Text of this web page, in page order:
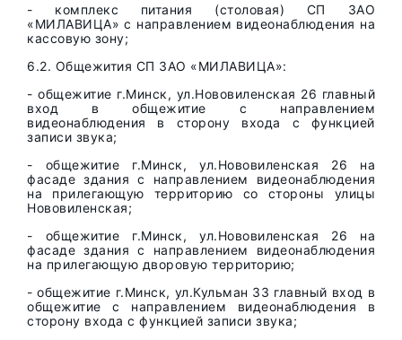
- комплекс питания (столовая) СП ЗАО
«МИЛАВИЦА» с направлением видеонаблюдения на
кассовую зону;
6.2. Общежития СП ЗАО «МИЛАВИЦА»:
- общежитие г.Минск, ул.Нововиленская 26 главный
вход в общежитие с направлением
видеонаблюдения в сторону входа с функцией
записи звука;
- общежитие г.Минск, ул.Нововиленская 26 на
фасаде здания с направлением видеонаблюдения
на прилегающую территорию со стороны улицы
Нововиленская;
- общежитие г.Минск, ул.Нововиленская 26 на
фасаде здания с направлением видеонаблюдения
на прилегающую дворовую территорию;
- общежитие г.Минск, ул.Кульман 33 главный вход в
общежитие с направлением видеонаблюдения в
сторону входа с функцией записи звука;